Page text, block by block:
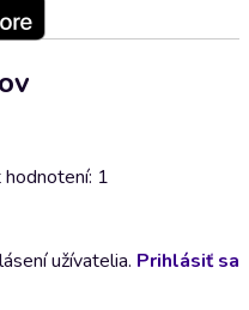
1
užívatelia. Prihlásiť sa